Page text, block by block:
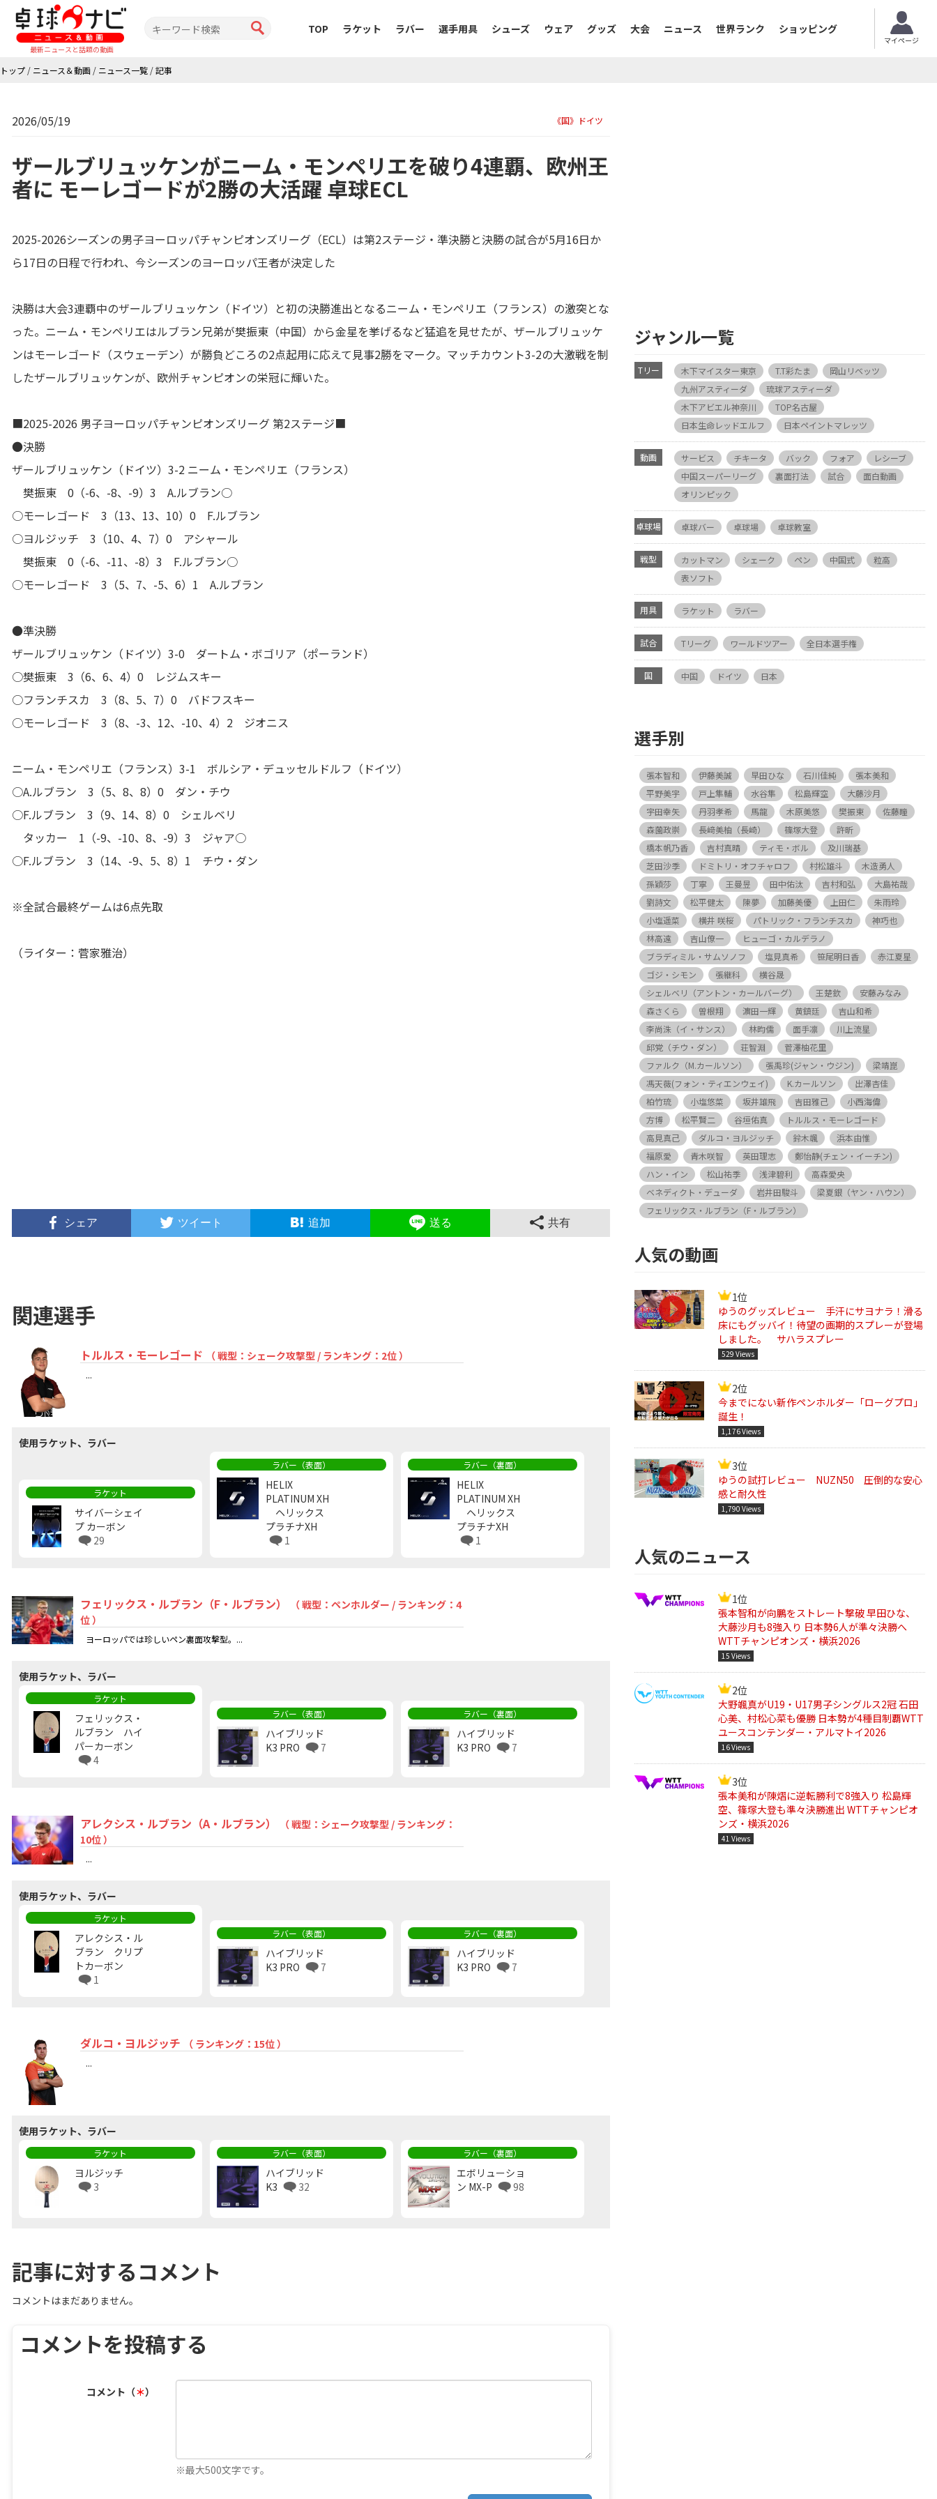
最新ニュースと話題の動画
TOP ラケット ラバー 選手用具 シューズ ウェア グッズ 大会 ニュース 世界ランク ショッピング
マイページ
トップ / ニュース＆動画 / ニュース一覧 /記事
2026/05/19 《国》ドイツ
ザールブリュッケンがニーム・モンペリエを破り4連覇、欧州王
者に モーレゴードが2勝の大活躍 卓球ECL
2025-2026シーズンの男子ヨーロッパチャンピオンズリーグ（ECL）は第2ステージ・準決勝と決勝の試合が5月16日か
ら17日の日程で行われ、今シーズンのヨーロッパ王者が決定した
決勝は大会3連覇中のザールブリュッケン（ドイツ）と初の決勝進出となるニーム・モンペリエ（フランス）の激突とな
った。ニーム・モンペリエはルブラン兄弟が樊振東（中国）から金星を挙げるなど猛追を見せたが、ザールブリュッケ
ンはモーレゴード（スウェーデン）が勝負どころの2点起用に応えて見事2勝をマーク。マッチカウント3-2の大激戦を制
したザールブリュッケンが、欧州チャンピオンの栄冠に輝いた。
■2025-2026 男子ヨーロッパチャンピオンズリーグ 第2ステージ■
●決勝
ザールブリュッケン（ドイツ）3-2 ニーム・モンペリエ（フランス）
樊振東 0（-6、-8、-9）3 A.ルブラン○
○モーレゴード 3（13、13、10）0 F.ルブラン
○ヨルジッチ 3（10、4、7）0 アシャール
樊振東 0（-6、-11、-8）3 F.ルブラン○
○モーレゴード 3（5、7、-5、6）1 A.ルブラン
●準決勝
ザールブリュッケン（ドイツ）3-0 ダートム・ボゴリア（ポーランド）
○樊振東 3（6、6、4）0 レジムスキー
○フランチスカ 3（8、5、7）0 バドフスキー
○モーレゴード 3（8、-3、12、-10、4）2 ジオニス
ニーム・モンペリエ（フランス）3-1 ボルシア・デュッセルドルフ（ドイツ）
○A.ルブラン 3（5、8、8）0 ダン・チウ
○F.ルブラン 3（9、14、8）0 シェルベリ
タッカー 1（-9、-10、8、-9）3 ジャア○
○F.ルブラン 3（14、-9、5、8）1 チウ・ダン
※全試合最終ゲームは6点先取
（ライター：菅家雅治）
シェア ツイート 追加 送る 共有
関連選手
トルルス・モーレゴード （ 戦型：シェーク攻撃型 / ランキング：2位 ）
...
使用ラケット、ラバー
ラケット
サイバーシェイ
プ カーボン
29
ラバー（表面）
HELIX
PLATINUM XH
ヘリックス
プラチナXH
1
ラバー（裏面）
HELIX
PLATINUM XH
ヘリックス
プラチナXH
1
フェリックス・ルブラン（F・ルブラン）
（ 戦型：ペンホルダー / ランキング：4
位 ）
ヨーロッパでは珍しいペン裏面攻撃型。...
使用ラケット、ラバー
ラケット
フェリックス・
ルブラン ハイ
パーカーボン
4
ラバー（表面）
ハイブリッド
K3 PRO
7
ラバー（裏面）
ハイブリッド
K3 PRO
7
アレクシス・ルブラン（A・ルブラン）
（ 戦型：シェーク攻撃型 / ランキング：
10位 ）
...
使用ラケット、ラバー
ラケット
アレクシス・ル
ブラン クリプ
トカーボン
1
ラバー（表面）
ハイブリッド
K3 PRO
7
ラバー（裏面）
ハイブリッド
K3 PRO
7
ダルコ・ヨルジッチ （ ランキング：15位 ）
...
使用ラケット、ラバー
ラケット
ヨルジッチ
3
ラバー（表面）
ハイブリッド
K3
32
ラバー（裏面）
エボリューショ
ン MX-P
98
記事に対するコメント
コメントはまだありません。
コメントを投稿する
コメント（＊）
※最大500文字です。
ジャンル一覧
Tリー
木下マイスター東京 T.T彩たま
岡山リベッツ
九州アスティーダ
琉球アスティーダ
木下アビエル神奈川
TOP名古屋
日本生命レッドエルフ
日本ペイントマレッツ
動画 サービス チキータ バック フォア
レシーブ
中国スーパーリーグ
裏面打法 試合
面白動画
オリンピック
卓球場 卓球バー 卓球場 卓球教室
戦型 カットマン シェーク ペン 中国式
粒高
表ソフト
用具 ラケット ラバー
試合 Tリーグ ワールドツアー 全日本選手権
国 中国 ドイツ 日本
選手別
張本智和 伊藤美誠 早田ひな 石川佳純
張本美和
平野美宇
戸上隼輔 水谷隼 松島輝空
大藤沙月
宇田幸矢
丹羽孝希 馬龍 木原美悠 樊振東
佐藤瞳
森薗政崇
長﨑美柚（長崎） 篠塚大登
許昕
橋本帆乃香
吉村真晴 ティモ・ボル
及川瑞基
芝田沙季
ドミトリ・オフチャロフ 村松雄斗
木造勇人
孫穎莎
丁寧 王曼昱 田中佑汰 吉村和弘
大島祐哉
劉詩文
松平健太 陳夢 加藤美優 上田仁
朱雨玲
小塩遥菜
横井 咲桜 パトリック・フランチスカ
神巧也
林高遠
吉山僚一
ヒューゴ・カルデラノ
ブラディミル・サムソノフ
塩見真希 笹尾明日香
赤江夏星
ゴジ・シモン
張継科
横谷晟
シェルベリ（アントン・カールバーグ）
王楚欽
安藤みなみ
森さくら
曽根翔 濵田一輝 黄鎮廷
吉山和希
李尚洙（イ・サンス）
林昀儒 面手凛
川上流星
邱党（チウ・ダン）
荘智淵
菅澤柚花里
ファルク（M.カールソン）
張禹珍(ジャン・ウジン)
梁靖崑
馮天薇(フォン・ティエンウェイ)
K.カールソン
出澤杏佳
柏竹琉
小塩悠菜 坂井雄飛 吉田雅己
小西海偉
方博
松平賢二 谷垣佑真
トルルス・モーレゴード
高見真己
ダルコ・ヨルジッチ 鈴木颯
浜本由惟
福原愛
青木咲智 英田理志
鄭怡静(チェン・イーチン)
ハン・イン
松山祐季 浅津碧利
高森愛央
ベネディクト・デューダ
岩井田駿斗
梁夏銀（ヤン・ハウン）
フェリックス・ルブラン（F・ルブラン）
人気の動画
1位
ゆうのグッズレビュー 手汗にサヨナラ！滑る
床にもグッバイ！待望の画期的スプレーが登場
しました。 サハラスプレー
529 Views
2位
今までにない新作ペンホルダー「ローグプロ」
誕生！
1,176 Views
3位
ゆうの試打レビュー NUZN50 圧倒的な安心
感と耐久性
1,790 Views
人気のニュース
1位
張本智和が向鵬をストレート撃破 早田ひな、
大藤沙月も8強入り 日本勢6人が準々決勝へ
WTTチャンピオンズ・横浜2026
15 Views
2位
大野颯真がU19・U17男子シングルス2冠 石田
心美、村松心菜も優勝 日本勢が4種目制覇WTT
ユースコンテンダー・アルマトイ2026
16 Views
3位
張本美和が陳熠に逆転勝利で8強入り 松島輝
空、篠塚大登も準々決勝進出 WTTチャンピオ
ンズ・横浜2026
41 Views